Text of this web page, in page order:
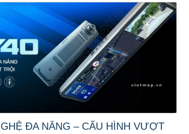
ĐA NĂNG – CẤU HÌNH VƯỢT